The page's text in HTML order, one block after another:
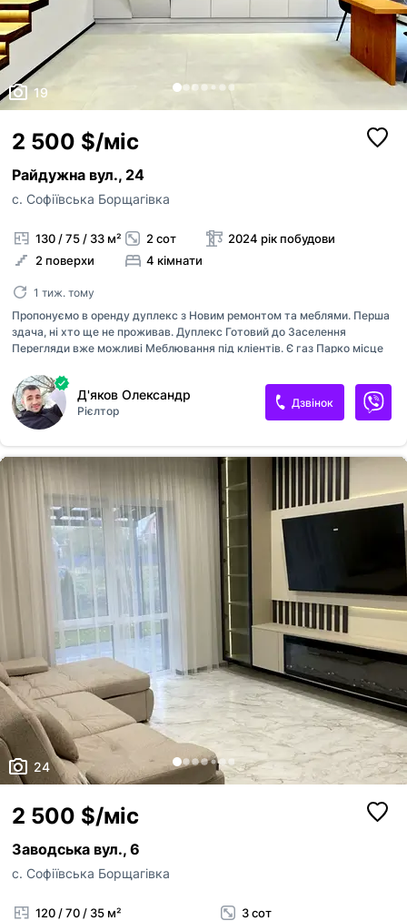
19
2 500 $/міс
Райдужна вул., 24
с. Софіївська Борщагівка
130 / 75 / 33 м²
2 поверхи
2 сот
4 кімнати
2024 рік побудови
1 тиж. тому
Пропонуємо в оренду дуплекс з Новим ремонтом та меблями. Перша
здача, ні хто ще не проживав. Дуплекс Готовий до Заселення
Перегляди вже можливі Меблювання під кліентів. Є газ Парко місце
комфортного проживання Якщо ви бажаєте проживати в зовсім
новому обьекті, а таких не багато, це саме той варіант який вам
сподобається. З тваринками можливо ( з собакою невеликою )
Д'яков Олександр
Рієлтор
Дзвінок
24
2 500 $/міс
Заводська вул., 6
с. Софіївська Борщагівка
120 / 70 / 35 м²
3 сот